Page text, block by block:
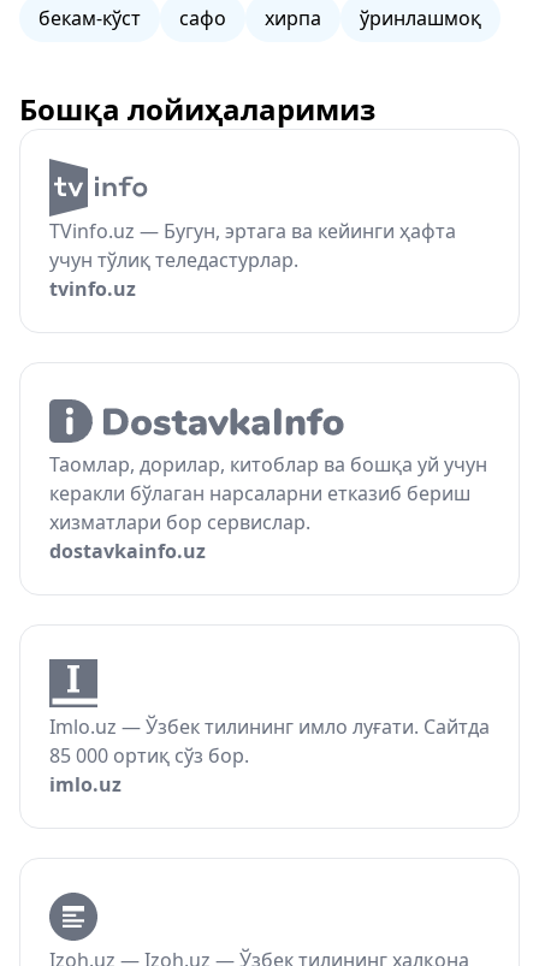
бекам-кўст
сафо хирпа ўринлашмоқ
Бошқа лойиҳаларимиз
TVinfo.uz — Бугун, эртага ва кейинги ҳафта
учун тўлиқ теледастурлар.
tvinfo.uz
Таомлар, дорилар, китоблар ва бошқа уй учун
керакли бўлаган нарсаларни етказиб бериш
хизматлари бор сервислар.
dostavkainfo.uz
Imlo.uz — Ўзбек тилининг имло луғати. Сайтда
85 000 ортиқ сўз бор.
imlo.uz
Izoh.uz — Izoh.uz — Ўзбек тилининг халқона